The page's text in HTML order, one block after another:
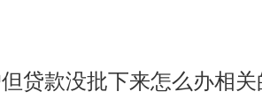
卖合同的约定办理。 如果合同中
方要求解除合同，返还房屋并支付
的情况，包括继承不动产的转让、
贷款没批下来怎么办相